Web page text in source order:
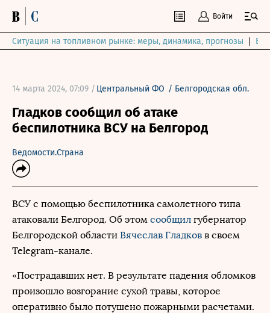
Войти
Ситуация на топливном рынке: меры, динамика, прогнозы
14 марта 2024, 07:09 / Центральный ФО / Белгородская обл.
Гладков сообщил об атаке
беспилотника ВСУ на Белгород
Ведомости.Страна
ВСУ с помощью беспилотника самолетного типа
атаковали Белгород. Об этом сообщил губернатор
Белгородской области Вячеслав Гладков в своем
Telegram-канале.
«Пострадавших нет. В результате падения обломков
произошло возгорание сухой травы, которое
оперативно было потушено пожарными расчетами.